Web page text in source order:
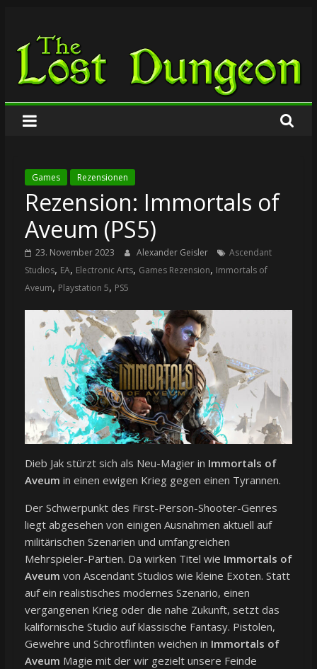
springen
The
Lost
Dungeon
Games Rezensionen
Rezension: Immortals of
Aveum (PS5)
23. November 2023 Alexander Geisler
Ascendant
Studios, EA, Electronic Arts, Games Rezension, Immortals of
Aveum, Playstation 5, PS5
Dieb Jak stürzt sich als Neu-Magier in Immortals of
Aveum in einen ewigen Krieg gegen einen Tyrannen.
Der Schwerpunkt des First-Person-Shooter-Genres
liegt abgesehen von einigen Ausnahmen aktuell auf
militärischen Szenarien und umfangreichen
Mehrspieler-Partien. Da wirken Titel wie Immortals of
Aveum von Ascendant Studios wie kleine Exoten. Statt
auf ein realistisches modernes Szenario, einen
vergangenen Krieg oder die nahe Zukunft, setzt das
kalifornische Studio auf klassische Fantasy. Pistolen,
Gewehre und Schrotflinten weichen in Immortals of
Aveum Magie mit der wir gezielt unsere Feinde